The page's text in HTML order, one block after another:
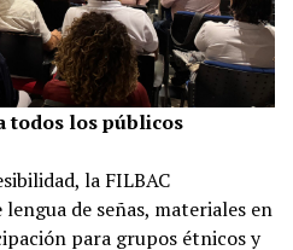
todos los públicos
la FILBAC
de señas, materiales en
para grupos étnicos y